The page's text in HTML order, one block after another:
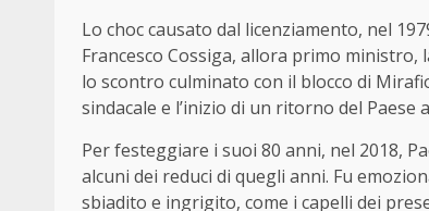
Lo choc causato dal licenziamento, nel
Francesco Cossiga, allora primo
lo scontro culminato con il blocco di
sindacale e l’inizio di un ritorno del Paese
Per festeggiare i suoi 80 anni, nel 2018,
alcuni dei reduci di quegli anni. Fu
sbiadito e ingrigito, come i capelli dei